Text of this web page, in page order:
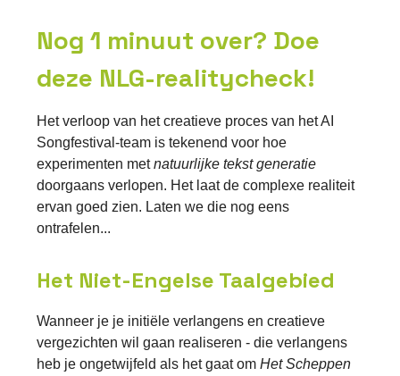
Nog 1 minuut over? Doe
deze NLG-realitycheck!
Het verloop van het creatieve proces van het AI
Songfestival-team is tekenend voor hoe
experimenten metnatuurlijke tekst generatie
doorgaans verlopen. Het laat de complexe realiteit
ervan goed zien. Laten we die nog eens
ontrafelen...
Het Niet-Engelse Taalgebied
Wanneer je je initiële verlangens en creatieve
vergezichten wil gaan realiseren - die verlangens
heb je ongetwijfeld als het gaat om Het Scheppen